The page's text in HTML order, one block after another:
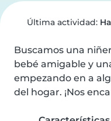
Última actividad:
Buscamos una
bebé amigable y
empezando en a
del hogar. ¡Nos